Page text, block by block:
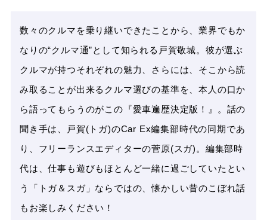
数々のクルマを乗り継いできたことから、業界でもか
なりの“クルマ通”として知られる戸賀敬城。彼が選ぶ
クルマが持つそれぞれの魅力、さらには、そこから読
み取ることが出来るクルマ選びの基準を、本人の口か
ら語ってもらうのがこの『愛車遍歴決定版！』。話の
聞き手は、戸賀(トガ)のCar Ex編集部時代の同期であ
り、フリーランスエディターの菅原(スガ)。編集部時
代は、仕事も遊びもほとんど一緒に過ごしていたとい
う「トガ＆スガ」ならではの、懐かしい昔のこぼれ話
もお楽しみください！